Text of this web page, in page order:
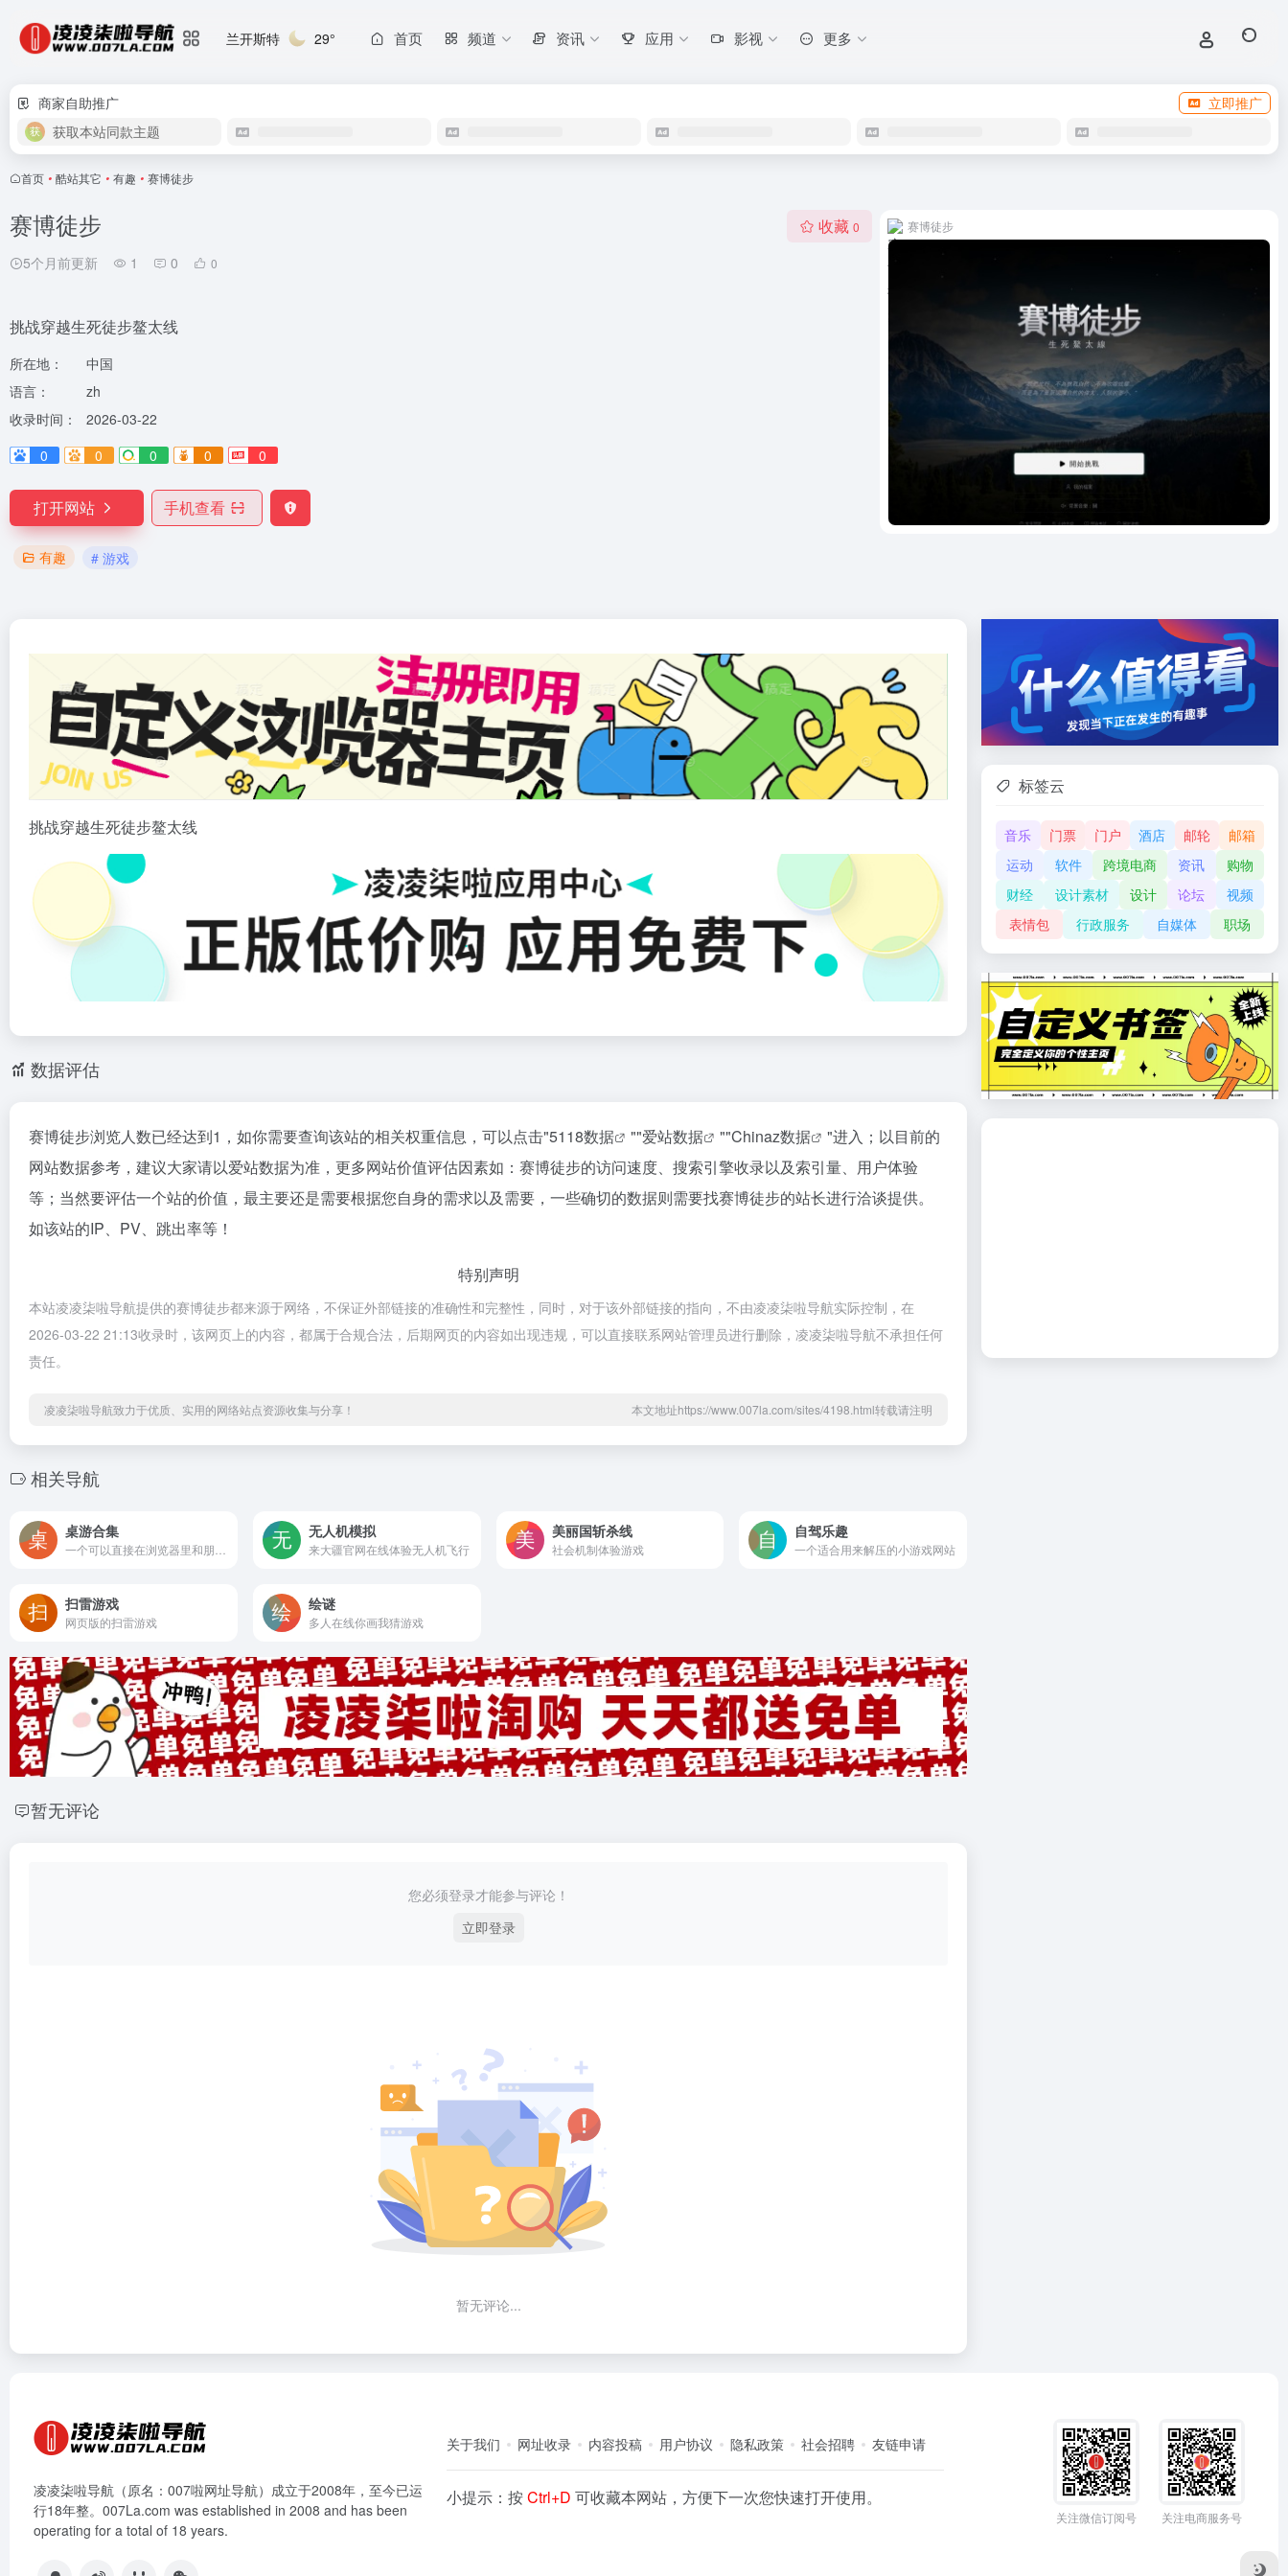
兰开斯特 29° 首页 频道 资讯 应用 影视 更多
商家自助推广
立即推广
获取本站同款主题
首页 • 酷站其它 • 有趣 • 赛博徒步
赛博徒步
5个月前更新 1 0 0
收藏 0
挑战穿越生死徒步鳌太线
所在地：
中国
语言：
zh
收录时间：
2026-03-22
0
0 0 0 0
打开网站 手机查看
有趣 # 游戏
赛博徒步
挑战穿越生死徒步鳌太线
数据评估
赛博徒步浏览人数已经达到1，如你需要查询该站的相关权重信息，可以点击"5118数据 ""爱站数据 ""Chinaz数据
"进入；以目前的
网站数据参考，建议大家请以爱站数据为准，更多网站价值评估因素如：赛博徒步的访问速度、搜索引擎收录以及索引量、用户体验
等；当然要评估一个站的价值，最主要还是需要根据您自身的需求以及需要，一些确切的数据则需要找赛博徒步的站长进行洽谈提供。
如该站的IP、PV、跳出率等！
特别声明
本站凌凌柒啦导航提供的赛博徒步都来源于网络，不保证外部链接的准确性和完整性，同时，对于该外部链接的指向，不由凌凌柒啦导航实际控制，在
2026-03-22 21:13收录时，该网页上的内容，都属于合规合法，后期网页的内容如出现违规，可以直接联系网站管理员进行删除，凌凌柒啦导航不承担任何
责任。
凌凌柒啦导航致力于优质、实用的网络站点资源收集与分享！ 本文地址https://www.007la.com/sites/4198.html转载请注明
相关导航
桌游合集 无人机模拟
来大疆官网在线体验无人机飞行
美丽国斩杀线
社会机制体验游戏
自驾乐趣
一个适合用来解压的小游戏网站
扫雷游戏
网页版的扫雷游戏
绘谜
多人在线你画我猜游戏
暂无评论
您必须登录才能参与评论！
立即登录
暂无评论...
标签云
音乐 门票 门户 酒店 邮轮
邮箱
运动
软件 跨境电商 资讯
购物
财经
设计素材 设计 论坛
视频
表情包
行政服务 自媒体 职场
凌凌柒啦导航（原名：007啦网址导航）成立于2008年，至今已运
行18年整。007La.com was established in 2008 and has been
operating for a total of 18 years.
关于我们 网址收录 内容投稿 用户协议 隐私政策 社会招聘 友链申请
小提示：按Ctrl+D可收藏本网站，方便下一次您快速打开使用。
关注微信订阅号 关注电商服务号